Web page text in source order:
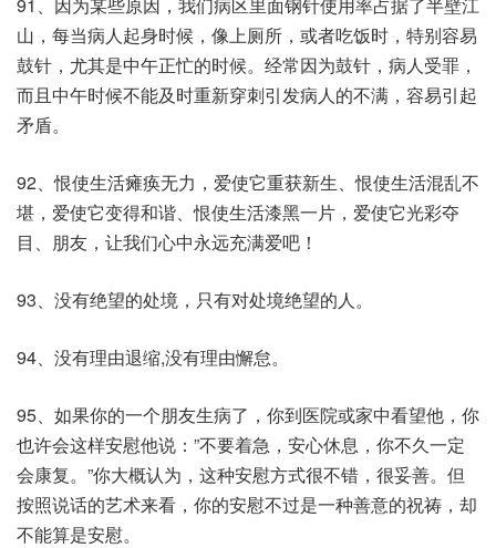
山，每当病人起身时候，像上厕所，或者吃饭时，特别容易
鼓针，尤其是中午正忙的时候。经常因为鼓针，病人受罪，
而且中午时候不能及时重新穿刺引发病人的不满，容易引起
矛盾。
92、恨使生活瘫痪无力，爱使它重获新生、恨使生活混乱不
堪，爱使它变得和谐、恨使生活漆黑一片，爱使它光彩夺
目、朋友，让我们心中永远充满爱吧！
93、没有绝望的处境，只有对处境绝望的人。
94、没有理由退缩,没有理由懈怠。
95、如果你的一个朋友生病了，你到医院或家中看望他，你
也许会这样安慰他说：”不要着急，安心休息，你不久一定
会康复。”你大概认为，这种安慰方式很不错，很妥善。但
按照说话的艺术来看，你的安慰不过是一种善意的祝祷，却
不能算是安慰。